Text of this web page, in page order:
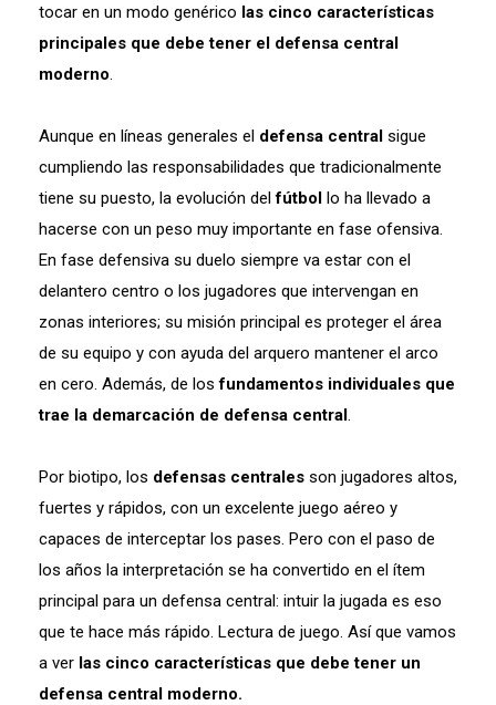
tocar en un modo genérico las cinco características
principales que debe tener el defensa central
moderno
Aunque en líneas generales el defensa central sigue
cumpliendo las responsabilidades que tradicionalmente
tiene su puesto, la evolución delfútbol lo ha llevado a
hacerse con un peso muy importante en fase ofensiva.
En fase defensiva su duelo siempre va estar con el
delantero centro o los jugadores que intervengan en
zonas interiores; su misión principal es proteger el área
de su equipo y con ayuda del arquero mantener el arco
en cero. Además, de losfundamentos individuales que
trae la demarcación de defensa central
Por biotipo, los defensas centrales son jugadores altos,
fuertes y rápidos, con un excelente juego aéreo y
capaces de interceptar los pases. Pero con el paso de
los años la interpretación se ha convertido en el ítem
principal para un defensa central: intuir la jugada es eso
que te hace más rápido. Lectura de juego. Así que vamos
a ver las cinco características que debe tener un
defensa central moderno.